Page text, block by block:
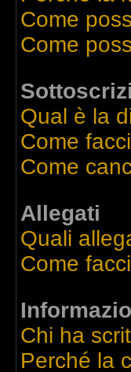
Come
Come
Qual è la
Come
Come
Allegati
Quali
Come
Chi ha
Perché la